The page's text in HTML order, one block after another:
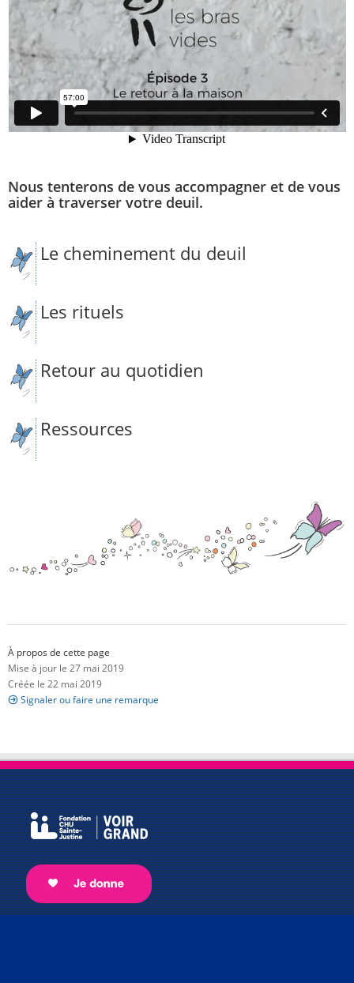
Nous tenterons de vous accompagner et de vous
aider à traverser votre deuil.
Le cheminement du deuil
Les rituels
Retour au quotidien
Ressources
À propos de cette page
Mise à jour le 27 mai 2019
Créée le 22 mai 2019
Signaler ou faire une remarque